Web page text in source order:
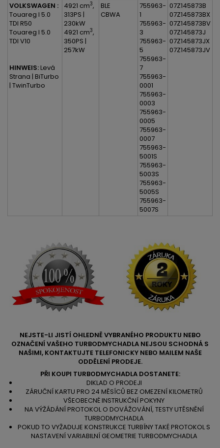
VOLKSWAGEN :
Touareg I 5.0
TDI R50
Touareg I 5.0
TDI V10
HINWEIS:Levá
Strana | BiTurbo
| TwinTurbo
4921 cm3,
313PS |
230kW
4921 cm3,
350PS |
257kW
BLE
CBWA
755963-
1
755963-
3
755963-
5
755963-
7
755963-
0001
755963-
0003
755963-
0005
755963-
0007
755963-
5001S
755963-
5003S
755963-
5005S
755963-
5007S
07Z145873B
07Z145873BX
07Z145873BV
07Z145873J
07Z145873JX
07Z145873JV
NEJSTE-LI JISTÍ OHLEDNĚ VYBRANÉHO PRODUKTU NEBO
OZNAČENÍ VAŠEHO TURBODMYCHADLA NEJSOU SCHODNÁ S
NAŠIMI, KONTAKTUJTE TELEFONICKY NEBO MAILEM NAŠE
ODDĚLENÍ PRODEJE.
PŘI KOUPI TURBODMYCHADLA DOSTANETE:
DIKLAD O PRODEJI
ZÁRUČNÍ KARTU PRO 24 MĚSÍCŮ BEZ OMEZENÍ KILOMETRŮ
VŠEOBECNÉ INSTRUKČNÍ POKYNY
NA VÝŽÁDÁNÍ PROTOKOL O DOVÁŽOVÁNÍ, TESTY UTĚSNĚNÍ
TURBODMYCHADLA
POKUD TO VYŽADUJE KONSTRUKCE TURBÍNY TAKÉ PROTOKOL S
NASTAVENÍ VARIABILNÍ GEOMETRIE TURBODMYCHADLA